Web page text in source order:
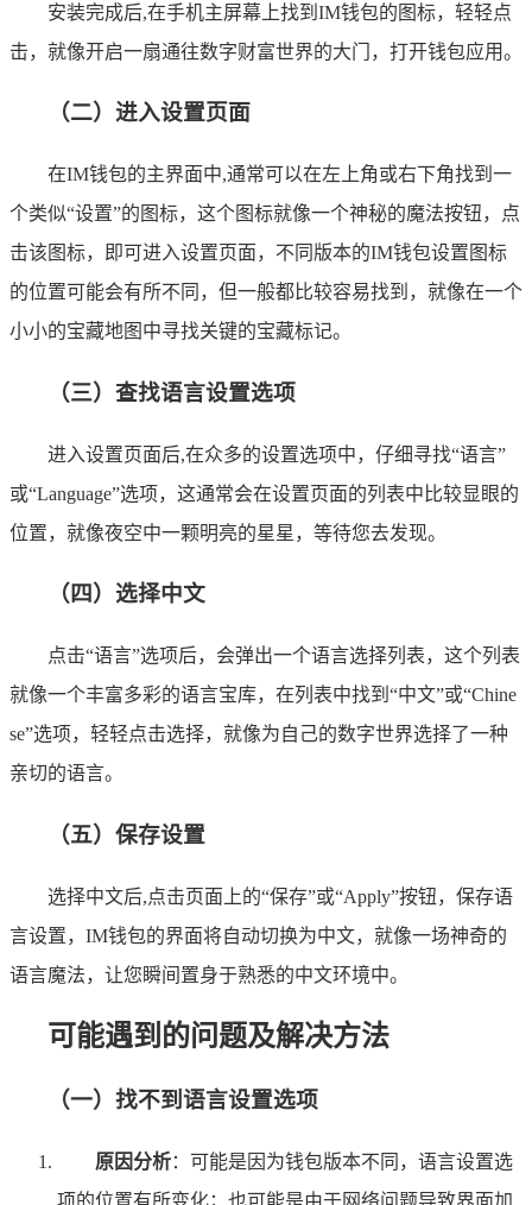
安装完成后,在手机主屏幕上找到IM钱包的图标，轻轻点
击，就像开启一扇通往数字财富世界的大门，打开钱包应用。
（二）进入设置页面
在IM钱包的主界面中,通常可以在左上角或右下角找到一
个类似“设置”的图标，这个图标就像一个神秘的魔法按钮，点
击该图标，即可进入设置页面，不同版本的IM钱包设置图标
的位置可能会有所不同，但一般都比较容易找到，就像在一个
小小的宝藏地图中寻找关键的宝藏标记。
（三）查找语言设置选项
进入设置页面后,在众多的设置选项中，仔细寻找“语言”
或“Language”选项，这通常会在设置页面的列表中比较显眼的
位置，就像夜空中一颗明亮的星星，等待您去发现。
（四）选择中文
点击“语言”选项后，会弹出一个语言选择列表，这个列表
就像一个丰富多彩的语言宝库，在列表中找到“中文”或“Chine
se”选项，轻轻点击选择，就像为自己的数字世界选择了一种
亲切的语言。
（五）保存设置
选择中文后,点击页面上的“保存”或“Apply”按钮，保存语
言设置，IM钱包的界面将自动切换为中文，就像一场神奇的
语言魔法，让您瞬间置身于熟悉的中文环境中。
可能遇到的问题及解决方法
（一）找不到语言设置选项
原因分析：可能是因为钱包版本不同，语言设置选
项的位置有所变化；也可能是由于网络问题导致界面加